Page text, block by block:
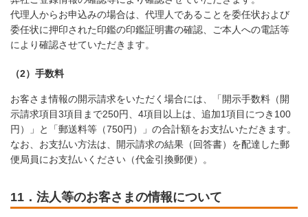
代理人からお申込みの場合は、代理人であることを委任状および
委任状に押印された印鑑の印鑑証明書の確認、ご本人への電話等
により確認させていただきます。
（2）手数料
お客さま情報の開示請求をいただく場合には、「開示手数料（開
示請求項目3項目まで250円、4項目以上は、追加1項目につき100
円）」と「郵送料等（750円）」の合計額をお支払いただきます。
なお、お支払い方法は、開示請求の結果（回答書）を配達した郵
便局員にお支払いください（代金引換郵便）。
11．法人等のお客さまの情報について